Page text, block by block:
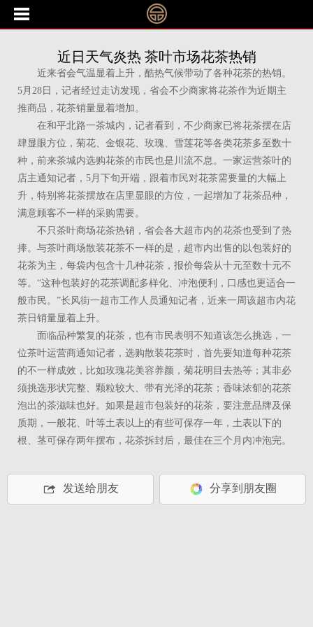
近日天气炎热 茶叶市场花茶热销
近来省会气温显着上升，酷热气候带动了各种花茶的热销。
5月28日，记者经过走访发现，省会不少商家将花茶作为近期主
推商品，花茶销量显着增加。
在和平北路一茶城内，记者看到，不少商家已将花茶摆在店
肆显眼方位，菊花、金银花、玫瑰、雪莲花等各类花茶多至数十
种，前来茶城内选购花茶的市民也是川流不息。一家运营茶叶的
店主通知记者，5月下旬开端，跟着市民对花茶需要量的大幅上
升，特别将花茶摆放在店里显眼的方位，一起增加了花茶品种，
满意顾客不一样的采购需要。
不只茶叶商场花茶热销，省会各大超市内的花茶也受到了热
捧。与茶叶商场散装花茶不一样的是，超市内出售的以包装好的
花茶为主，每袋内包含十几种花茶，报价每袋从十元至数十元不
等。“这种包装好的花茶调配多样化、冲泡便利，口感也更适合一
般市民。”长风街一超市工作人员通知记者，近来一周该超市内花
茶日销量显着上升。
面临品种繁复的花茶，也有市民表明不知道该怎么挑选，一
位茶叶运营商通知记者，选购散装花茶时，首先要知道每种花茶
的不一样成效，比如玫瑰花美容养颜，菊花明目去热等；其非必
须挑选形状完整、颗粒较大、带有光泽的花茶；香味浓郁的花茶
泡出的茶滋味也好。如果是超市包装好的花茶，要注意品牌及保
质期，一般花、叶等土表以上的有些可保存一年，土表以下的
根、茎可保存两年摆布，花茶拆封后，最佳在三个月内冲泡完。
发送给朋友 分享到朋友圈